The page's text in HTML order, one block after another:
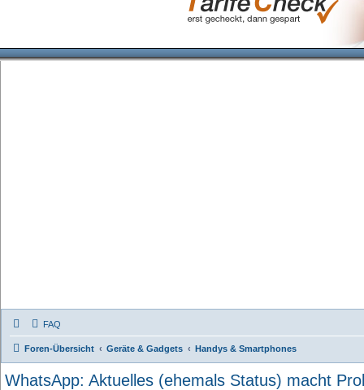
FAQ
Foren-Übersicht Geräte & Gadgets Handys & Smartphones
WhatsApp: Aktuelles (ehemals Status) macht